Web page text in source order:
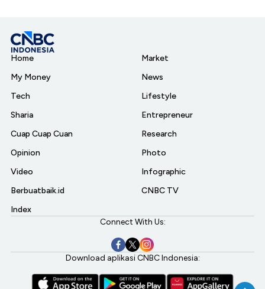
Home
My Money
Tech
Sharia
Cuap Cuap Cuan
Opinion
Video
Berbuatbaik.id
Index
Market
News
Lifestyle
Entrepreneur
Research
Photo
Infographic
CNBC TV
Connect With Us:
Download aplikasi CNBC Indonesia: